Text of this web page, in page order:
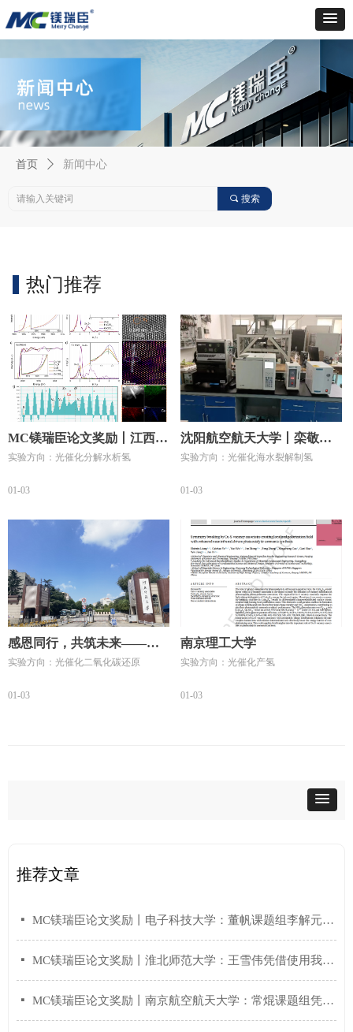
넷 MC镁瑞臣论文奖励丨电子科技大学：董帆课题组李解元凭借使用我们MC镁瑞臣的产品，发表了最新研究成果！
넷 MC镁瑞臣论文奖励丨淮北师范大学：王雪伟凭借使用我们MC镁瑞臣的产品，发表了最新研究成果！
넷 MC镁瑞臣论文奖励丨南京航空航天大学：常焜课题组凭借使用我们MC镁瑞臣的产品，发表了最新研究成果！
推荐文章
MC镁瑞臣论文奖励丨江西师
范大学：包林萍、Sajjad Ali
凭借使用我们MC镁瑞臣的产
实验方向：光催化分解水析氢
01-03
沈阳航空航天大学丨栾敬德
课题组在光催化领域中的最
新研究成果
实验方向：光催化海水裂解制氢
01-03
感恩同行，共筑未来——淮
北师范大学光催化在线系统
（小镁）升级维护全免单，
实验方向：光催化二氧化碳还原
01-03
南京理工大学
实验方向：光催化产氢
01-03
热门推荐
首页 ꄲ 新闻中心
끠 搜索